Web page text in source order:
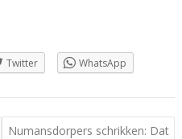
Twitter WhatsApp
Numansdorpers schrikken: Dat